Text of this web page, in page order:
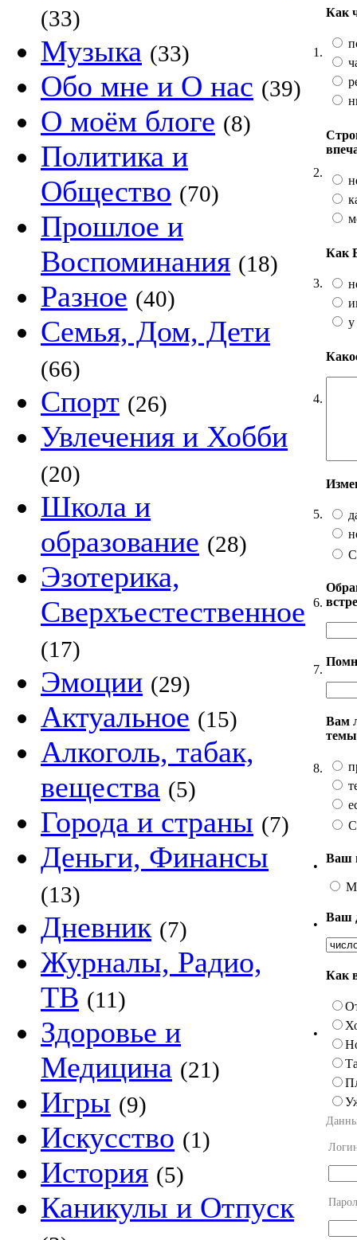
(33)
Музыка (33)
Обо мне и О нас (39)
О моём блоге (8)
Политика и
Общество (70)
Прошлое и
Воспоминания (18)
Разное (40)
Семья, Дом, Дети
(66)
Спорт (26)
Увлечения и Хобби
(20)
Школа и
образование (28)
Эзотерика,
Сверхъестественное
(17)
Эмоции (29)
Актуальное (15)
Алкоголь, табак,
вещества (5)
Города и страны (7)
Деньги, Финансы
(13)
Дневник (7)
Журналы, Радио,
ТВ (11)
Здоровье и
Медицина (21)
Игры (9)
Искусство (1)
История (5)
Каникулы и Отпуск
1.
Как
2.
3.
Как
у
4.
5.
6.
7.
8.
Вам
•
Ваш
•
Ваш
•
Как